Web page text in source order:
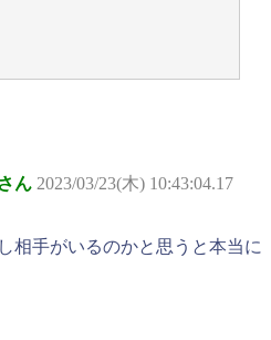
ん 2023/03/23(木) 10:43:04.17
相手がいるのかと思うと本当に